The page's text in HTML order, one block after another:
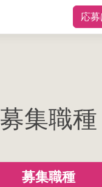
応
募集職種
募集職種